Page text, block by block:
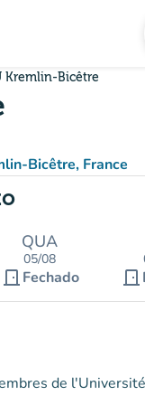
Kremlin-Bicêtre
Bicêtre, France
Maps)
QUA
05/08
door_front Fechado door_front
de